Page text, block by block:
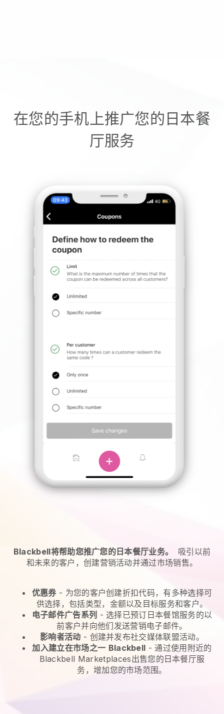
在您的手机上推广您的日本餐
厅服务
Blackbell将帮助您推广您的日本餐厅业务。
吸引以前
和未来的客户，创建营销活动并通过市场销售。
优惠券- 为您的客户创建折扣代码，有多种选择可
供选择，包括类型，金额以及目标服务和客户。
电子邮件广告系列 - 选择已预订日本餐馆服务的以
前客户并向他们发送营销电子邮件。
影响者活动 - 创建并发布社交媒体联盟活动。
加入建立在市场之一 Blackbell -通过使用附近的
Blackbell Marketplaces出售您的日本餐厅服
务，增加您的市场范围。